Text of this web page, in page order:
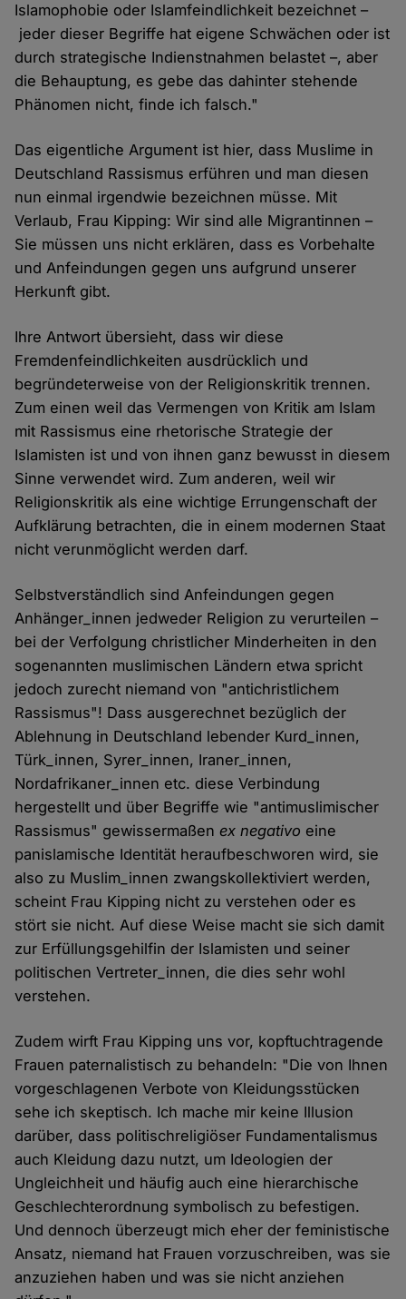
Islamophobie oder Islamfeindlichkeit bezeichnet –
jeder dieser Begriffe hat eigene Schwächen oder ist
durch strategische Indienstnahmen belastet –, aber
die Behauptung, es gebe das dahinter stehende
Phänomen nicht, finde ich falsch."
Das eigentliche Argument ist hier, dass Muslime in
Deutschland Rassismus erführen und man diesen
nun einmal irgendwie bezeichnen müsse. Mit
Verlaub, Frau Kipping: Wir sind alle Migrantinnen –
Sie müssen uns nicht erklären, dass es Vorbehalte
und Anfeindungen gegen uns aufgrund unserer
Herkunft gibt.
Ihre Antwort übersieht, dass wir diese
Fremdenfeindlichkeiten ausdrücklich und
begründeterweise von der Religionskritik trennen.
Zum einen weil das Vermengen von Kritik am Islam
mit Rassismus eine rhetorische Strategie der
Islamisten ist und von ihnen ganz bewusst in diesem
Sinne verwendet wird. Zum anderen, weil wir
Religionskritik als eine wichtige Errungenschaft der
Aufklärung betrachten, die in einem modernen Staat
nicht verunmöglicht werden darf.
Selbstverständlich sind Anfeindungen gegen
Anhänger_innen jedweder Religion zu verurteilen –
bei der Verfolgung christlicher Minderheiten in den
sogenannten muslimischen Ländern etwa spricht
jedoch zurecht niemand von "antichristlichem
Rassismus"! Dass ausgerechnet bezüglich der
Ablehnung in Deutschland lebender Kurd_innen,
Türk_innen, Syrer_innen, Iraner_innen,
Nordafrikaner_innen etc. diese Verbindung
hergestellt und über Begriffe wie "antimuslimischer
Rassismus" gewissermaßenex negativo eine
panislamische Identität heraufbeschworen wird, sie
also zu Muslim_innen zwangskollektiviert werden,
scheint Frau Kipping nicht zu verstehen oder es
stört sie nicht. Auf diese Weise macht sie sich damit
zur Erfüllungsgehilfin der Islamisten und seiner
politischen Vertreter_innen, die dies sehr wohl
verstehen.
Zudem wirft Frau Kipping uns vor, kopftuchtragende
Frauen paternalistisch zu behandeln: "Die von Ihnen
vorgeschlagenen Verbote von Kleidungsstücken
sehe ich skeptisch. Ich mache mir keine Illusion
darüber, dass politischreligiöser Fundamentalismus
auch Kleidung dazu nutzt, um Ideologien der
Ungleichheit und häufig auch eine hierarchische
Geschlechterordnung symbolisch zu befestigen.
Und dennoch überzeugt mich eher der feministische
Ansatz, niemand hat Frauen vorzuschreiben, was sie
anzuziehen haben und was sie nicht anziehen